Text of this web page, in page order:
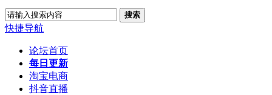
搜索
快捷导航
论坛首页
每日更新
淘宝电商
抖音直播